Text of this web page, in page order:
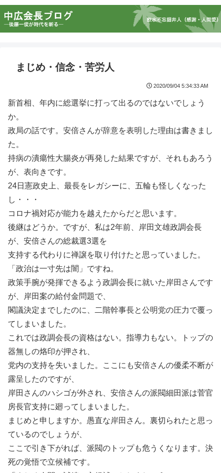
まじめ・信念・苦労人
2020/09/04 5:34:33 AM
新首相、年内に総選挙に打って出るのではないでしょう
か。
政局の話です。安倍さんが辞意を表明した理由は書きまし
た。
持病の潰瘍性大腸炎が再発した結果ですが、それもあろう
が、表向きです。
24日憲政史上、最長をレガシーに、五輪も怪しくなった
し・・・
コロナ禍対応が能力を越えたからだと思います。
後継はどうか。ですが、私は2年前、岸田文雄政調会長
が、安倍さんの総裁選3選を
支持する代わりに禅譲を取り付けたと思っていました。
「政治は一寸先は闇」ですね。
政策手腕が発揮できるよう政調会長に就いた岸田さんです
が、岸田案の給付金問題で、
閣議決定までしたのに、二階幹事長と公明党の圧力で覆っ
てしまいました。
これでは政調会長の資格はない。指導力もない。トップの
器無しの烙印が押され、
党内の支持を失いました。ここにも安倍さんの優柔不断が
露呈したのですが、
岸田さんのハシゴが外され、安倍さんの派閥細田派は菅官
房長官支持に廻ってしまいました。
まじめと申しますか。愚直な岸田さん。裏切られたと思っ
ているのでしょうが、
ここで引き下がれば、派閥のトップも危うくなります。決
死の覚悟で立候補です。